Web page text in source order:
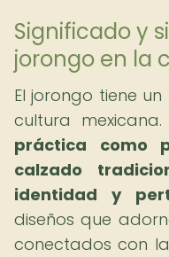
Significado y
jorongo en la
El jorongo tiene
cultura mexicana.
práctica como
calzado
identidad y
diseños que
conectados con